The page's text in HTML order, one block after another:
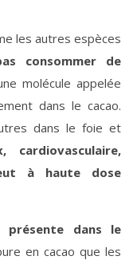
les autres espèces
consommer de
molécule appelée
dans le cacao.
dans le foie et
à haute dose
présente dans le
en cacao que les